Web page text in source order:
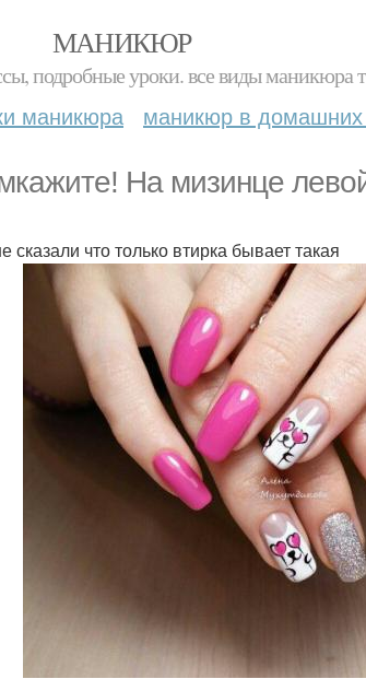
МАНИКЮР
подробные уроки. все виды маникюра
маникюра маникюр в домашних
На мизинце
сказали что только втирка бывает такая